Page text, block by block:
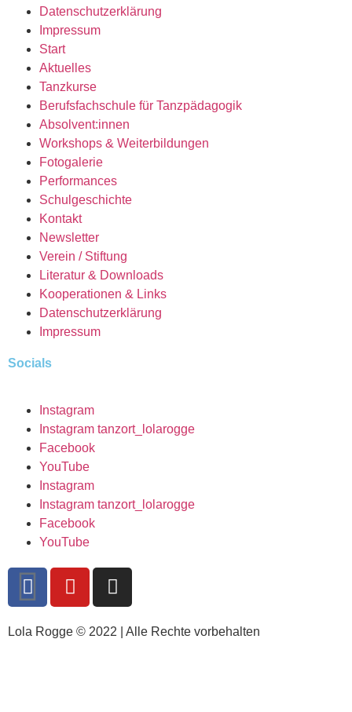
Datenschutzerklärung
Impressum
Start
Aktuelles
Tanzkurse
Berufsfachschule für Tanzpädagogik
Absolvent:innen
Workshops & Weiterbildungen
Fotogalerie
Performances
Schulgeschichte
Kontakt
Newsletter
Verein / Stiftung
Literatur & Downloads
Kooperationen & Links
Datenschutzerklärung
Impressum
Socials
Instagram
Instagram tanzort_lolarogge
Facebook
YouTube
Instagram
Instagram tanzort_lolarogge
Facebook
YouTube
Lola Rogge © 2022 | Alle Rechte vorbehalten